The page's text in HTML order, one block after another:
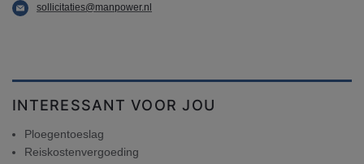
sollicitaties@manpower.nl
INTERESSANT VOOR JOU
Ploegentoeslag
Reiskostenvergoeding